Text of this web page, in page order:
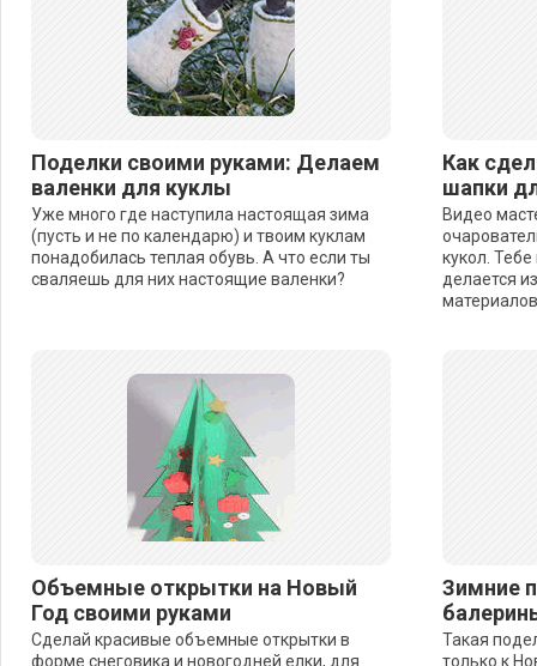
Поделки своими руками: Делаем
валенки для куклы
Уже много где наступила настоящая зима
(пусть и не по календарю) и твоим куклам
понадобилась теплая обувь. А что если ты
сваляешь для них настоящие валенки?
Как
шапки
Видео
кукол.
делается
Объемные открытки на Новый
Год своими руками
Сделай красивые объемные открытки в
форме снеговика и новогодней елки, для
Зимние
Такая
только к